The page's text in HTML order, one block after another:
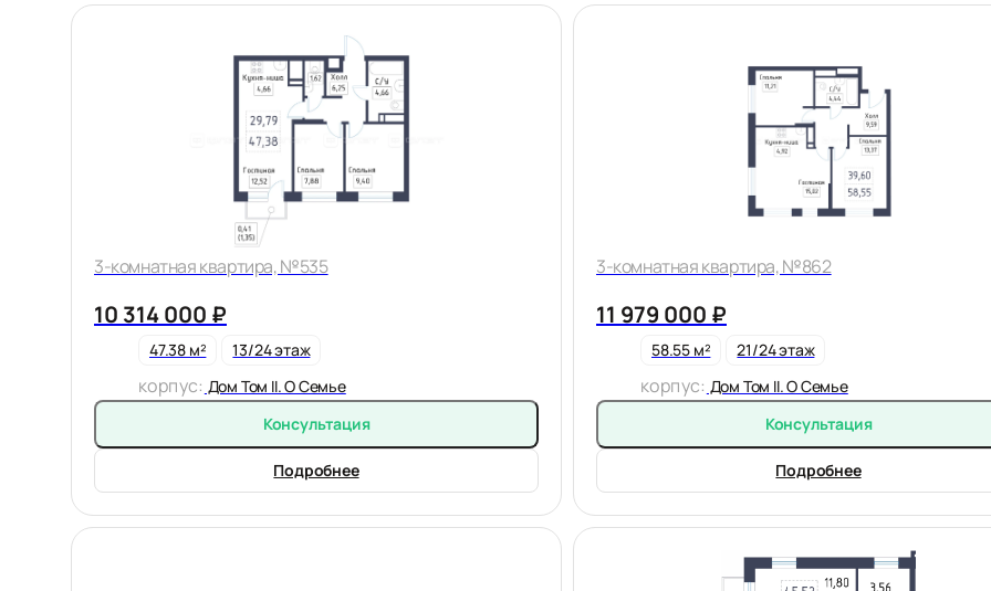
3-комнатная квартира, №535
10 314 000 ₽
47.38 м² 13/24 этаж
корпус: Дом Том II. О Семье
Консультация
Подробнее
3-комнатная квартира, №862
11 979 000 ₽
58.55 м² 21/24 этаж
корпус: Дом Том II. О Семье
Консультация
Подробнее